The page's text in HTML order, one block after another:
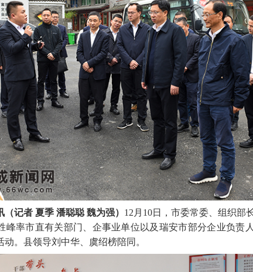
（记者 夏季 潘聪聪 魏为强） 12月10日，市委常委、组织部
峰率市直有关部门、企事业单位以及瑞安市部分企业负责
动。县领导刘中华、虞绍榜陪同。